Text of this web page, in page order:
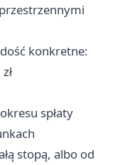
konkretne:
spłaty
stopą, albo od